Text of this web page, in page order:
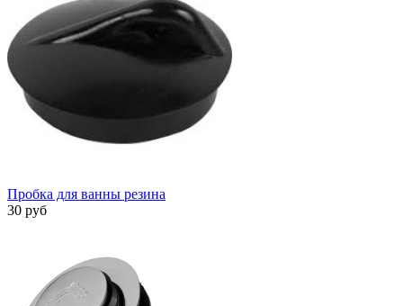
Пробка для ванны резина
30 руб